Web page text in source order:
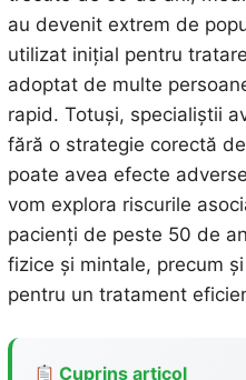
au devenit extrem de
utilizat inițial pentru
adoptat de multe
rapid. Totuși, specialiștii
fără o strategie corectă
poate avea efecte
vom explora riscurile
pacienți de peste 50 de
fizice și mintale, precum
pentru un tratament
Cuprins articol